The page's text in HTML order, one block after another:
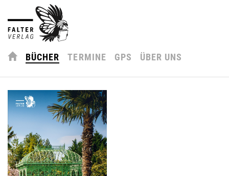
BÜCHER TERMINE GPS ÜBER UNS